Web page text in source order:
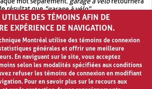
résultat que"garage à vélo".
votre recherche avec OR.garage OR vélo
plus de résultat quegarage à vélo
DES TÉMOINS AFIN DE
EXPÉRIENCE DE NAVIGATION.
Montréal utilise des témoins de connexion
générales et offrir une meilleure
En naviguant sur le site, vous acceptez
selon les modalités spécifiées aux conditions
refuser les témoins de connexion en modifiant
Pour en savoir plus sur le recours aux